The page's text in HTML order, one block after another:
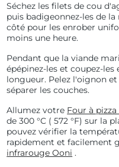
Séchez les filets de cou
puis badigeonnez-les de
côté pour les enrober
moins une heure.
Pendant que la viande
épépinez-les et coupez-les
longueur. Pelez l'oignon
séparer les couches.
Allumez votre Four à
de300 °C ( 572 °F) sur la
pouvez vérifier la
rapidement et facilement
infrarouge Ooni .